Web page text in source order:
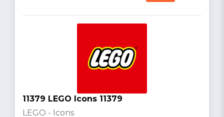
11379 LEGO Icons 11379
LEGO - Icons